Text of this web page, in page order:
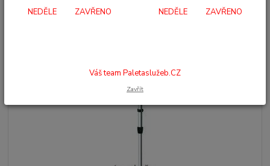
NEDĚLE ZAVŘENO NEDĚLE ZAVŘENO
Váš team Paletaslužeb.CZ
Zavřít